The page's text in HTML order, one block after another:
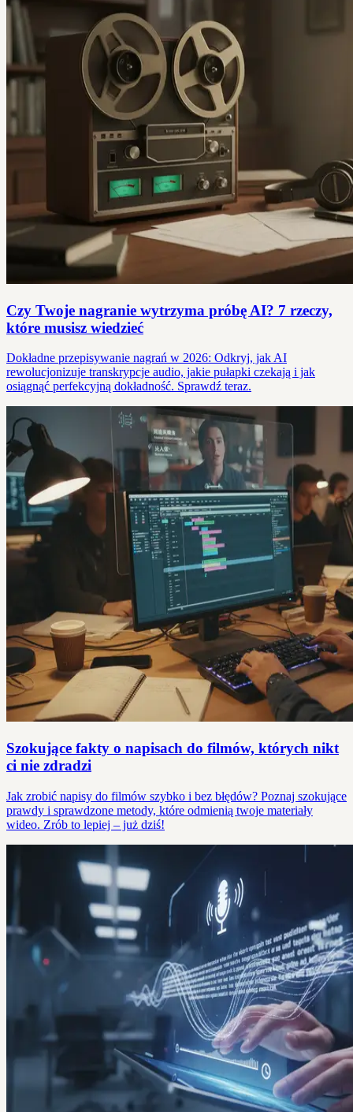
Czy Twoje nagranie wytrzyma próbę AI? 7 rzeczy,
które musisz wiedzieć
Dokładne przepisywanie nagrań w 2026: Odkryj, jak AI
rewolucjonizuje transkrypcje audio, jakie pułapki czekają i jak
osiągnąć perfekcyjną dokładność. Sprawdź teraz.
Szokujące fakty o napisach do filmów, których nikt
ci nie zdradzi
Jak zrobić napisy do filmów szybko i bez błędów? Poznaj szokujące
prawdy i sprawdzone metody, które odmienią twoje materiały
wideo. Zrób to lepiej – już dziś!